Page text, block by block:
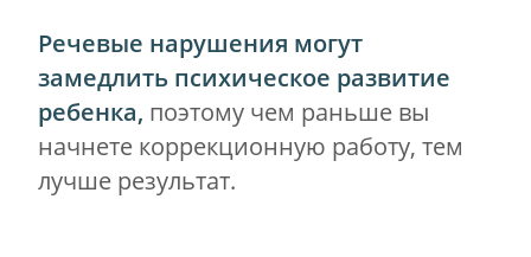
Если случай сложнее, мы идем на
СЛЕДУЮЩИЕ УРОВНИ
ЛОГОПЕДИИ